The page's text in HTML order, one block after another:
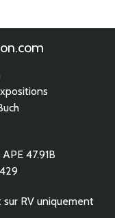
47.91B
sur RV uniquement